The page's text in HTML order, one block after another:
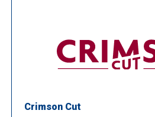
Crimson Cut